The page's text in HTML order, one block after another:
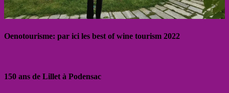
Oenotourisme: par ici les best of wine tourism 2022
150 ans de Lillet à Podensac